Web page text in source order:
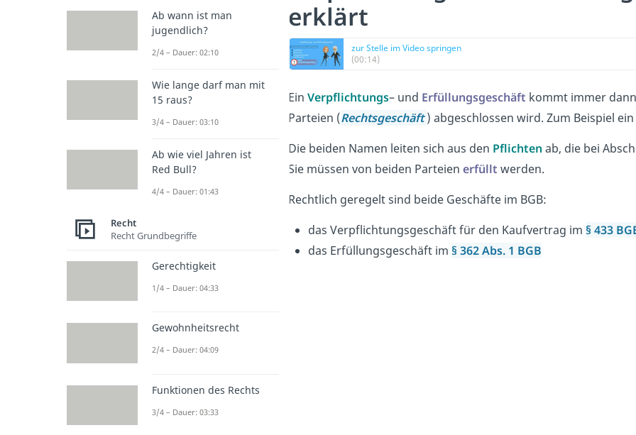
erklärt
zur Stelle im Video springen
(00:14)
Ein Verpflichtungs– und Erfüllungsgeschäft kommt immer
Parteien (Rechtsgeschäft ) abgeschlossen wird. Zum Beispiel ein
Die beiden Namen leiten sich aus den Pflichten ab, die bei
Sie müssen von beiden Parteien erfüllt werden.
Rechtlich geregelt sind beide Geschäfte im BGB:
das Verpflichtungsgeschäft für den Kaufvertrag im § 433
das Erfüllungsgeschäft im § 362 Abs. 1 BGB
Ab wann ist man
jugendlich?
2/4 – Dauer: 02:10
Wie lange darf man mit
15 raus?
3/4 – Dauer: 03:10
Ab wie viel Jahren ist
Red Bull?
4/4 – Dauer: 01:43
Recht
Recht Grundbegriffe
Gerechtigkeit
1/4 – Dauer: 04:33
Gewohnheitsrecht
2/4 – Dauer: 04:09
Funktionen des Rechts
3/4 – Dauer: 03:33